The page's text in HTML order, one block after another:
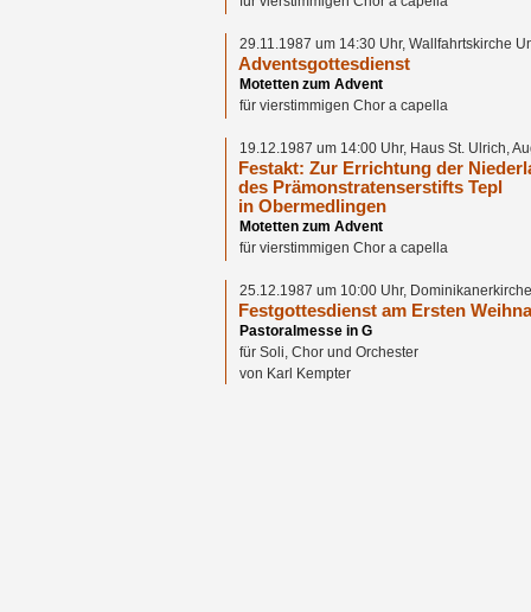
29.11.1987 um 14:30 Uhr, Wallfahrtskirche
Adventsgottesdienst
Motetten zum Advent
für vierstimmigen Chor a capella
19.12.1987 um 14:00 Uhr, Haus St. Ulrich,
Festakt: Zur Errichtung der
des Prämonstratenserstifts Tepl
in Obermedlingen
Motetten zum Advent
für vierstimmigen Chor a capella
25.12.1987 um 10:00 Uhr,
Festgottesdienst am Ersten
Pastoralmesse in G
für Soli, Chor und Orchester
von Karl Kempter